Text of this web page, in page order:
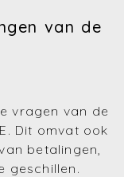
van de
vragen van de
Dit omvat ook
betalingen,
geschillen.